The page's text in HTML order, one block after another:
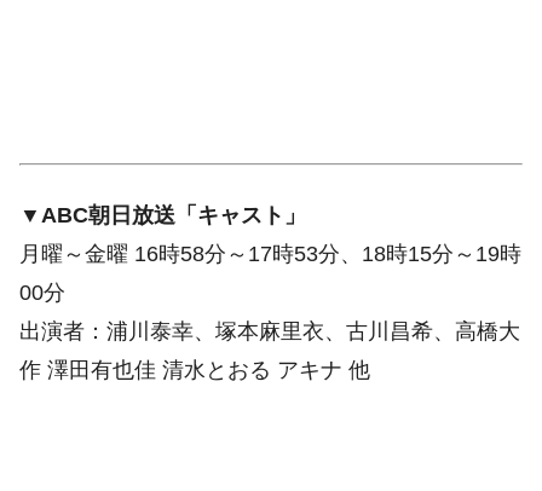
▼ABC朝日放送「キャスト」
月曜～金曜 16時58分～17時53分、18時15分～19時
00分
出演者：浦川泰幸、塚本麻里衣、古川昌希、高橋大
作 澤田有也佳 清水とおる アキナ 他